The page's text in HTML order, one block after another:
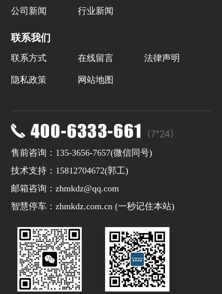
公司新闻 行业新闻
联系我们
联系方式 在线留言 法律声明
隐私政策 网站地图
售前咨询：135-3656-7657(微信同号)
技术支持：15812704672(郭工)
邮箱咨询：zhmkdz@qq.com
智慧停车：zhmkdz.com.cn (一秒记住本站)